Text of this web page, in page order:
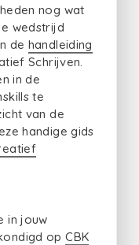
nog wat
wedstrijd
de handleiding
Schrijven.
in de
te
van de
handige gids
in jouw
opCBK